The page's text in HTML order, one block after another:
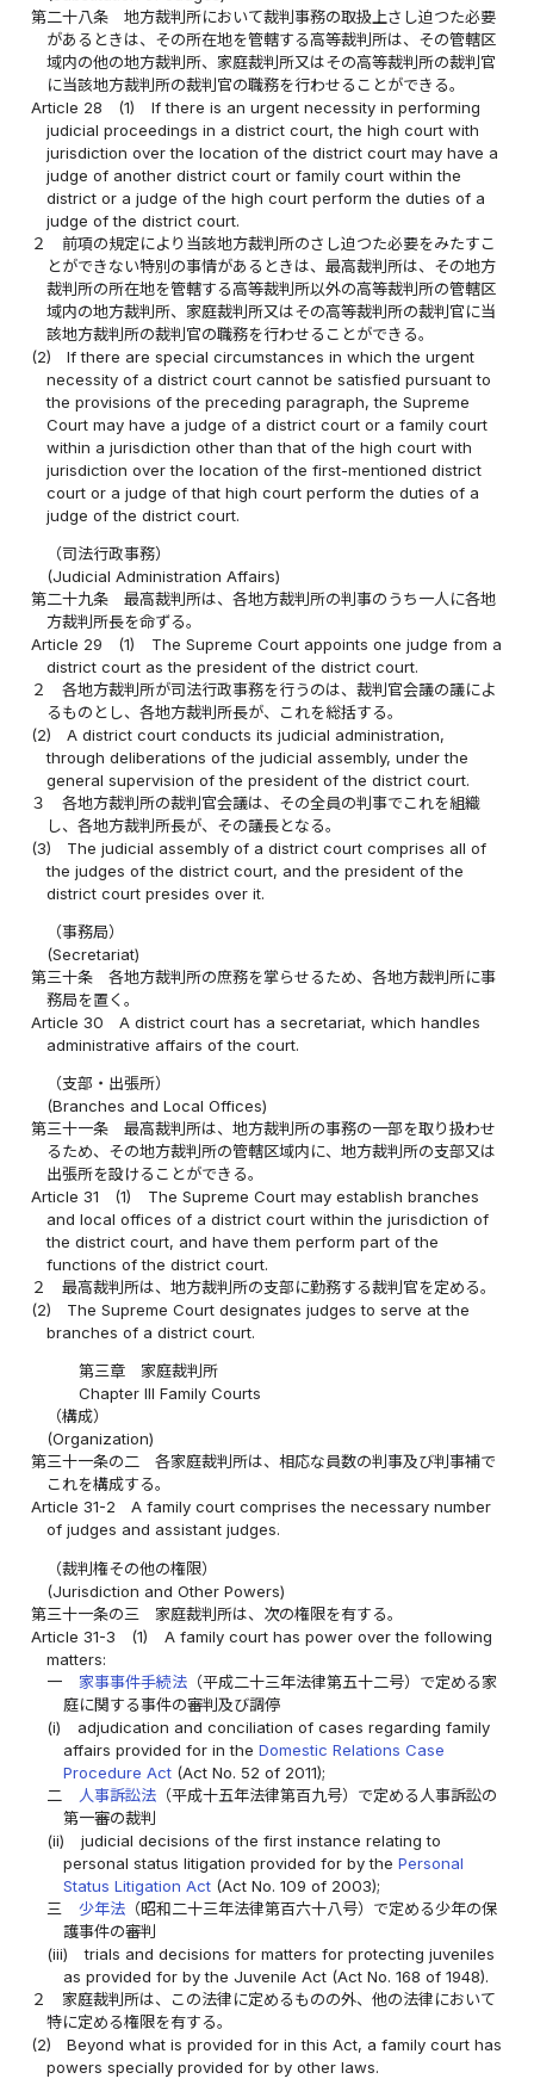
第二十八条
地方裁判所において裁判事務の取扱上さし迫つた必要
があるときは、その所在地を管轄する高等裁判所は、その管轄区
域内の他の地方裁判所、家庭裁判所又はその高等裁判所の裁判官
に当該地方裁判所の裁判官の職務を行わせることができる。
Article 28
(1)
If there is an urgent necessity in performing
judicial proceedings in a district court, the high court with
jurisdiction over the location of the district court may have a
judge of another district court or family court within the
district or a judge of the high court perform the duties of a
judge of the district court.
２
前項の規定により当該地方裁判所のさし迫つた必要をみたすこ
とができない特別の事情があるときは、最高裁判所は、その地方
裁判所の所在地を管轄する高等裁判所以外の高等裁判所の管轄区
域内の地方裁判所、家庭裁判所又はその高等裁判所の裁判官に当
該地方裁判所の裁判官の職務を行わせることができる。
(2)
If there are special circumstances in which the urgent
necessity of a district court cannot be satisfied pursuant to
the provisions of the preceding paragraph, the Supreme
Court may have a judge of a district court or a family court
within a jurisdiction other than that of the high court with
jurisdiction over the location of the first-mentioned district
court or a judge of that high court perform the duties of a
judge of the district court.
（司法行政事務）
(Judicial Administration Affairs)
第二十九条
最高裁判所は、各地方裁判所の判事のうち一人に各地
方裁判所長を命ずる。
Article 29
(1)
The Supreme Court appoints one judge from a
district court as the president of the district court.
２
各地方裁判所が司法行政事務を行うのは、裁判官会議の議によ
るものとし、各地方裁判所長が、これを総括する。
(2)
A district court conducts its judicial administration,
through deliberations of the judicial assembly, under the
general supervision of the president of the district court.
３
各地方裁判所の裁判官会議は、その全員の判事でこれを組織
し、各地方裁判所長が、その議長となる。
(3)
The judicial assembly of a district court comprises all of
the judges of the district court, and the president of the
district court presides over it.
（事務局）
(Secretariat)
第三十条
各地方裁判所の庶務を掌らせるため、各地方裁判所に事
務局を置く。
Article 30
A district court has a secretariat, which handles
administrative affairs of the court.
（支部・出張所）
(Branches and Local Offices)
第三十一条
最高裁判所は、地方裁判所の事務の一部を取り扱わせ
るため、その地方裁判所の管轄区域内に、地方裁判所の支部又は
出張所を設けることができる。
Article 31
(1)
The Supreme Court may establish branches
and local offices of a district court within the jurisdiction of
the district court, and have them perform part of the
functions of the district court.
２
最高裁判所は、地方裁判所の支部に勤務する裁判官を定める。
(2)
The Supreme Court designates judges to serve at the
branches of a district court.
第三章 家庭裁判所
Chapter III Family Courts
（構成）
(Organization)
第三十一条の二
各家庭裁判所は、相応な員数の判事及び判事補で
これを構成する。
Article 31-2
A family court comprises the necessary number
of judges and assistant judges.
（裁判権その他の権限）
(Jurisdiction and Other Powers)
第三十一条の三
家庭裁判所は、次の権限を有する。
Article 31-3
(1)
A family court has power over the following
matters:
一
家事事件手続法（平成二十三年法律第五十二号）で定める家
庭に関する事件の審判及び調停
(i)
adjudication and conciliation of cases regarding family
affairs provided for in the Domestic Relations Case
Procedure Act(Act No. 52 of 2011);
二
人事訴訟法（平成十五年法律第百九号）で定める人事訴訟の
第一審の裁判
(ii)
judicial decisions of the first instance relating to
personal status litigation provided for by the Personal
Status Litigation Act(Act No. 109 of 2003);
三
少年法（昭和二十三年法律第百六十八号）で定める少年の保
護事件の審判
(iii)
trials and decisions for matters for protecting juveniles
as provided for by the Juvenile Act (Act No. 168 of 1948).
２
家庭裁判所は、この法律に定めるものの外、他の法律において
特に定める権限を有する。
(2)
Beyond what is provided for in this Act, a family court has
powers specially provided for by other laws.